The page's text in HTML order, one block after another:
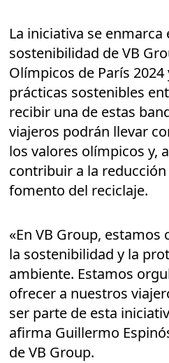
La iniciativa se
sostenibilidad de VB
Olímpicos de París
prácticas sostenibles
recibir una de estas
viajeros podrán llevar
los valores olímpicos y,
contribuir a la
fomento del reciclaje.
«En VB Group,
la sostenibilidad y la
ambiente. Estamos
ofrecer a nuestros
ser parte de esta
afirma Guillermo
de VB Group.